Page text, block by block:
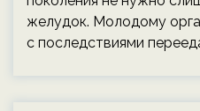
желудок. Молодому
с последствиями